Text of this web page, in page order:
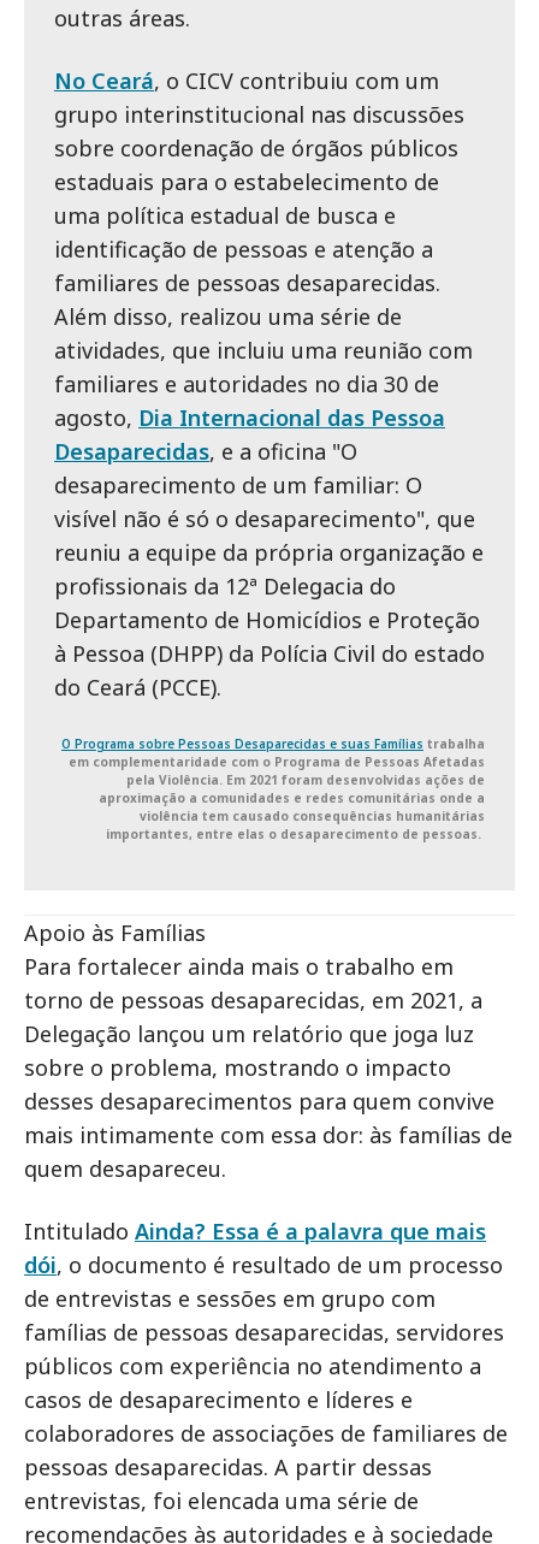
outras áreas.
No Ceará, o CICV contribuiu com um
grupo interinstitucional nas discussões
sobre coordenação de órgãos públicos
estaduais para o estabelecimento de
uma política estadual de busca e
identificação de pessoas e atenção a
familiares de pessoas desaparecidas.
Além disso, realizou uma série de
atividades, que incluiu uma reunião com
familiares e autoridades no dia 30 de
agosto, Dia Internacional das Pessoa
Desaparecidas, e a oficina "O
desaparecimento de um familiar: O
visível não é só o desaparecimento", que
reuniu a equipe da própria organização e
profissionais da 12ª Delegacia do
Departamento de Homicídios e Proteção
à Pessoa (DHPP) da Polícia Civil do estado
do Ceará (PCCE).
O Programa sobre Pessoas Desaparecidas e suas Famílias trabalha
em complementaridade com o Programa de Pessoas Afetadas
pela Violência. Em 2021 foram desenvolvidas ações de
aproximação a comunidades e redes comunitárias onde a
violência tem causado consequências humanitárias
importantes, entre elas o desaparecimento de pessoas.
Apoio às Famílias
Para fortalecer ainda mais o trabalho em
torno de pessoas desaparecidas, em 2021, a
Delegação lançou um relatório que joga luz
sobre o problema, mostrando o impacto
desses desaparecimentos para quem convive
mais intimamente com essa dor: às famílias de
quem desapareceu.
Intitulado Ainda? Essa é a palavra que mais
dói, o documento é resultado de um processo
de entrevistas e sessões em grupo com
famílias de pessoas desaparecidas, servidores
públicos com experiência no atendimento a
casos de desaparecimento e líderes e
colaboradores de associações de familiares de
pessoas desaparecidas. A partir dessas
entrevistas, foi elencada uma série de
recomendações às autoridades e à sociedade